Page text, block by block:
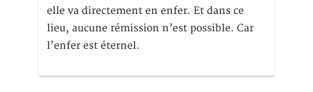
elle va directement en enfer. Et dans ce
lieu, aucune rémission n’est possible. Car
l’enfer est éternel.